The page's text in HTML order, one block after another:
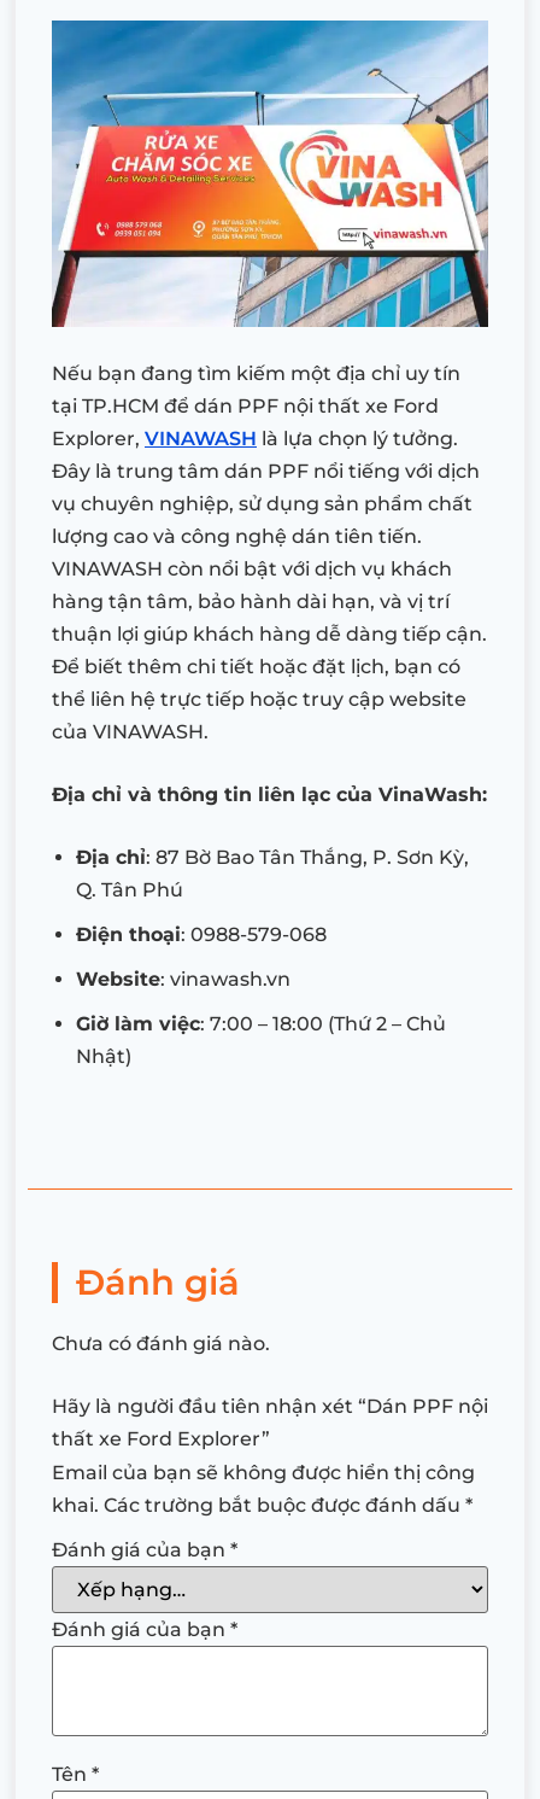
Nếu bạn đang tìm kiếm một địa chỉ uy tín
tại TP.HCM để dán PPF nội thất xe Ford
Explorer, VINAWASH là lựa chọn lý tưởng.
Đây là trung tâm dán PPF nổi tiếng với dịch
vụ chuyên nghiệp, sử dụng sản phẩm chất
lượng cao và công nghệ dán tiên tiến.
VINAWASH còn nổi bật với dịch vụ khách
hàng tận tâm, bảo hành dài hạn, và vị trí
thuận lợi giúp khách hàng dễ dàng tiếp cận.
Để biết thêm chi tiết hoặc đặt lịch, bạn có
thể liên hệ trực tiếp hoặc truy cập website
của VINAWASH.
Địa chỉ và thông tin liên lạc của VinaWash:
Địa chỉ: 87 Bờ Bao Tân Thắng, P. Sơn Kỳ,
Q. Tân Phú
Điện thoại: 0988-579-068
Website: vinawash.vn
Giờ làm việc: 7:00 – 18:00 (Thứ 2 – Chủ
Nhật)
Đánh giá
Chưa có đánh giá nào.
Hãy là người đầu tiên nhận xét “Dán PPF nội
thất xe Ford Explorer”
Email của bạn sẽ không được hiển thị công
khai. Các trường bắt buộc được đánh dấu *
Đánh giá của bạn *
Đánh giá của bạn *
Tên *